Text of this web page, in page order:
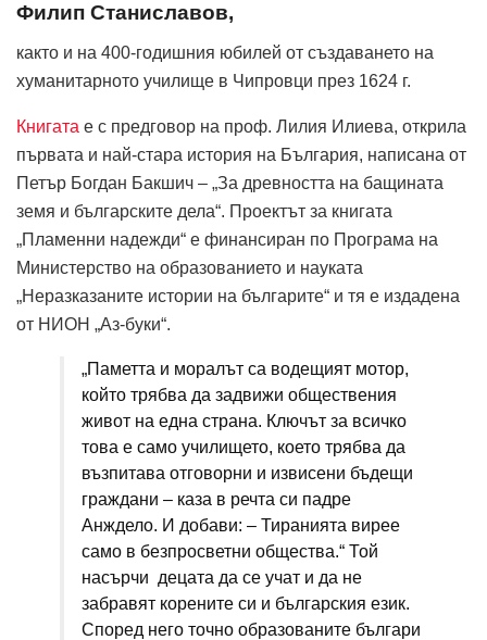
Филип Станиславов,
както и на 400-годишния юбилей от създаването на
хуманитарното училище в Чипровци през 1624 г.
Книгата е с предговор на проф. Лилия Илиева, открила
първата и най-стара история на България, написана от
Петър Богдан Бакшич – „За древността на бащината
земя и българските дела“. Проектът за книгата
„Пламенни надежди“ е финансиран по Програма на
Министерство на образованието и науката
„Неразказаните истории на българите“ и тя е издадена
от НИОН „Аз-буки“.
„Паметта и моралът са водещият мотор,
който трябва да задвижи обществения
живот на една страна. Ключът за всичко
това е само училището, което трябва да
възпитава отговорни и извисени бъдещи
граждани – каза в речта си падре
Анждело. И добави: – Тиранията вирее
само в безпросветни общества.“ Той
насърчи децата да се учат и да не
забравят корените си и българския език.
Според него точно образованите българи